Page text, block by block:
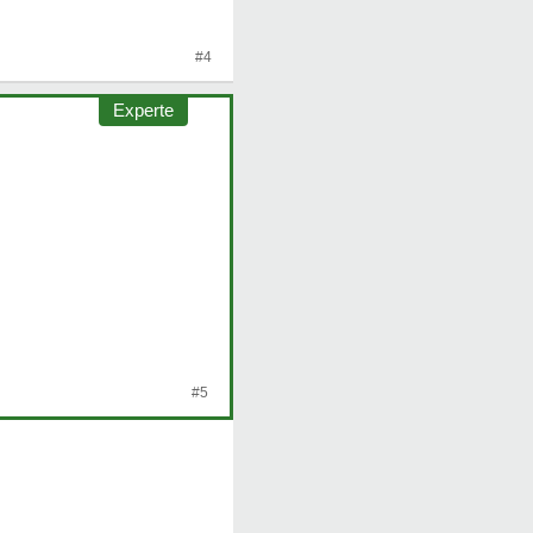
#4
Experte
#5